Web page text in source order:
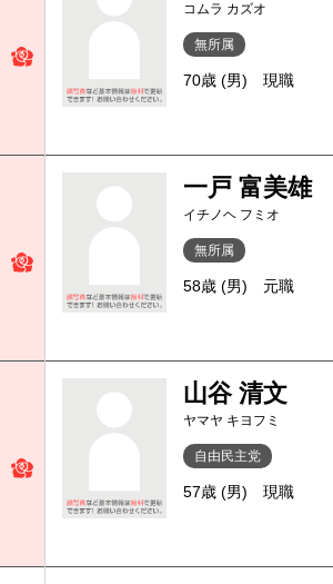
コムラ カズオ
無所属
70歳 (男) 現職
一戸 富美雄
イチノヘ フミオ
無所属
58歳 (男) 元職
山谷 清文
ヤマヤ キヨフミ
自由民主党
57歳 (男) 現職